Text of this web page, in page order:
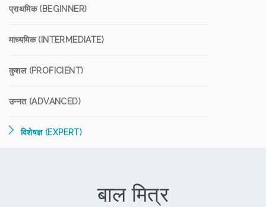
प्राथमिक (BEGINNER)
माध्यमिक (INTERMEDIATE)
कुशल (PROFICIENT)
उन्नत (ADVANCED)
विशेषज्ञ (EXPERT)
बाल मित्र